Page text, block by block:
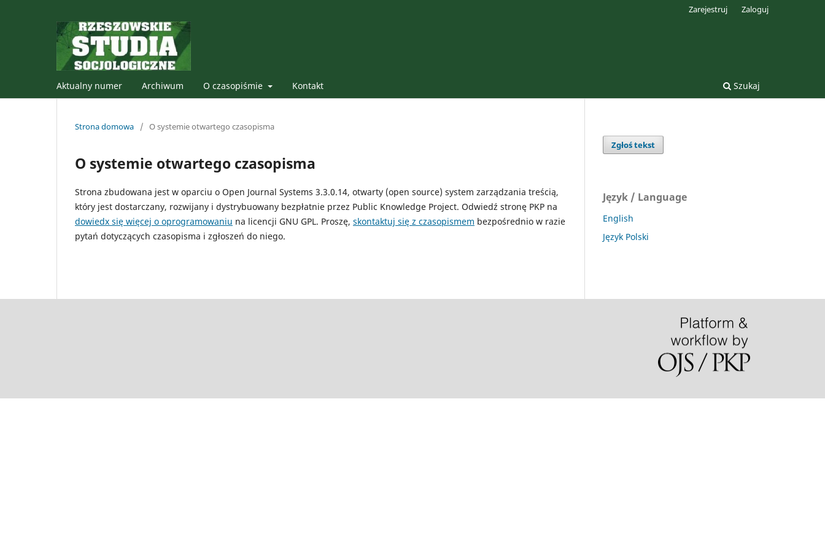
Aktualny numer Archiwum O czasopiśmie Kontakt Szukaj
Zarejestruj Zaloguj
Strona domowa / O systemie otwartego czasopisma
O systemie otwartego czasopisma
Strona zbudowana jest w oparciu o Open Journal Systems 3.3.0.14, otwarty (open source) system zarządzania treścią,
który jest dostarczany, rozwijany i dystrybuowany bezpłatnie przez Public Knowledge Project. Odwiedź stronę PKP na
dowiedx się więcej o oprogramowaniu na licencji GNU GPL. Proszę, skontaktuj się z czasopismem bezpośrednio w razie
pytań dotyczących czasopisma i zgłoszeń do niego.
Zgłoś tekst
Język / Language
English
Język Polski